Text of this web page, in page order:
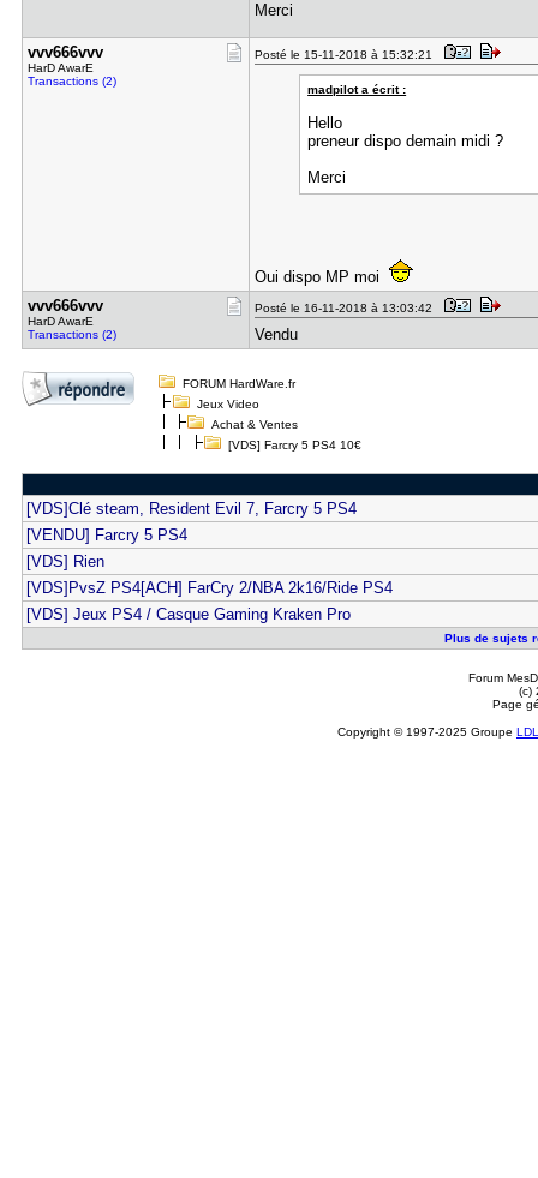
Merci
vvv666vvv
HarD AwarE
Transactions (2)
Posté le 15-11-2018 à 15:32:21
madpilot a écrit :
Hello
preneur dispo demain midi ?
Merci
Oui dispo MP moi
vvv666vvv
HarD AwarE
Transactions (2)
Posté le 16-11-2018 à 13:03:42
Vendu
FORUM HardWare.fr
Jeux Video
Achat & Ventes
[VDS] Farcry 5 PS4 10€
[VDS]Clé steam, Resident Evil 7, Farcry 5 PS4
[VENDU] Farcry 5 PS4
[VDS] Rien
[VDS]PvsZ PS4[ACH] FarCry 2/NBA 2k16/Ride PS4
[VDS] Jeux PS4 / Casque Gaming Kraken Pro
Plus de sujets
Forum
(c)
Page
Copyright © 1997-2025 Groupe